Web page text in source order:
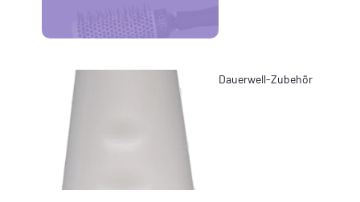
Dauerwell-Zubehör